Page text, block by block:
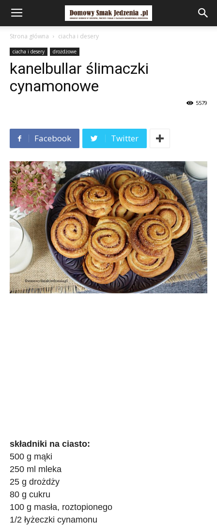
Strona główna ciacha i desery
ciacha i desery drożdżowe
kanelbullar ślimaczki
cynamonowe
5579
Facebook Twitter
składniki na ciasto:
500 g mąki
250 ml mleka
25 g drożdży
80 g cukru
100 g masła, roztopionego
1/2 łyżeczki cynamonu